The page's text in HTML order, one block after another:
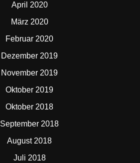
April 2020
März 2020
Februar 2020
Dezember 2019
November 2019
Oktober 2019
Oktober 2018
September 2018
August 2018
Juli 2018